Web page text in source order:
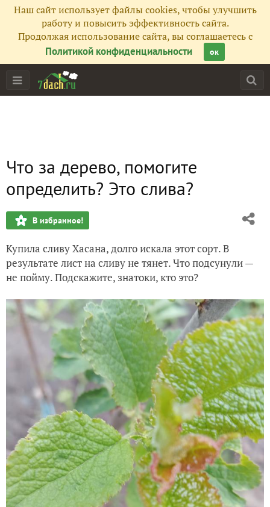
Наш сайт использует файлы cookies, чтобы улучшить
работу и повысить эффективность сайта.
Продолжая использование сайта, вы соглашаетесь с
Политикой конфиденциальности
ок
Что за дерево, помогите
определить? Это слива?
В избранное!
Купила сливу Хасана, долго искала этот сорт. В
результате лист на сливу не тянет. Что подсунули —
не пойму. Подскажите, знатоки, кто это?